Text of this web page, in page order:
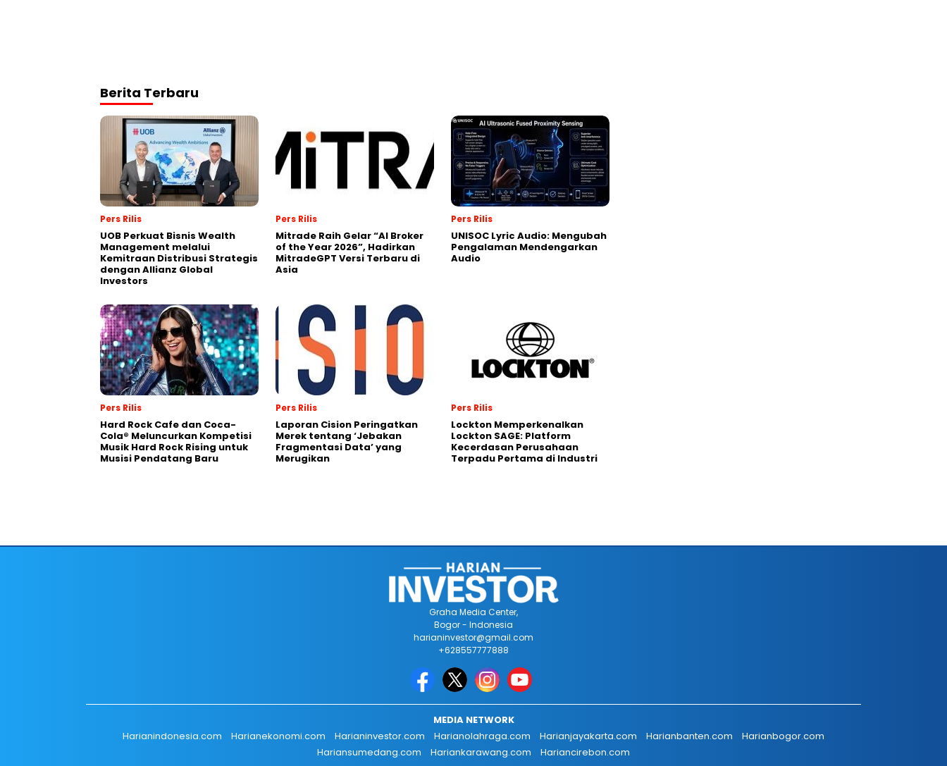
Berita Terbaru
Pers Rilis
UOB Perkuat Bisnis Wealth
Management melalui
Kemitraan Distribusi Strategis
dengan Allianz Global
Investors
Pers Rilis
Mitrade Raih Gelar “AI Broker
of the Year 2026”, Hadirkan
MitradeGPT Versi Terbaru di
Asia
Pers Rilis
UNISOC Lyric Audio: Mengubah
Pengalaman Mendengarkan
Audio
Pers Rilis
Hard Rock Cafe dan Coca-
Cola® Meluncurkan Kompetisi
Musik Hard Rock Rising untuk
Musisi Pendatang Baru
Pers Rilis
Laporan Cision Peringatkan
Merek tentang ‘Jebakan
Fragmentasi Data’ yang
Merugikan
Pers Rilis
Lockton Memperkenalkan
Lockton SAGE: Platform
Kecerdasan Perusahaan
Terpadu Pertama di Industri
Graha Media Center,
Bogor - Indonesia
harianinvestor@gmail.com
+628557777888
MEDIA NETWORK
Harianindonesia.com
Harianekonomi.com Harianinvestor.com Harianolahraga.com Harianjayakarta.com Harianbanten.com
Harianbogor.com
Hariansumedang.com
Hariankarawang.com Hariancirebon.com